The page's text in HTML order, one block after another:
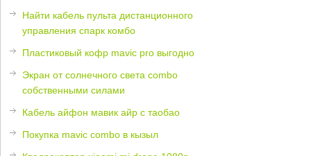
Найти кабель пульта дистанционного
управления спарк комбо
Пластиковый кофр mavic pro выгодно
Экран от солнечного света combo
собственными силами
Кабель айфон мавик айр с таобао
Покупка mavic combo в кызыл